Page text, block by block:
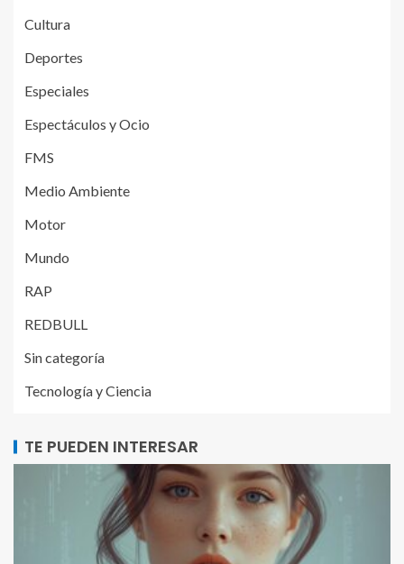
Cultura
Deportes
Especiales
Espectáculos y Ocio
FMS
Medio Ambiente
Motor
Mundo
RAP
REDBULL
Sin categoría
Tecnología y Ciencia
TE PUEDEN INTERESAR